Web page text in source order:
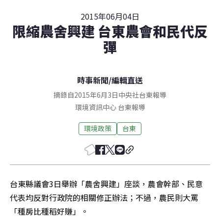
2015年06月04日
限縮農舍興建 台東農會和民代反
彈
時事新聞/編輯直送
摘錄自2015年6月3日中央社台東報導
環境資訊中心 台東報導
環境政策 台東
台東縣議會3日舉辦「農舍興建」座談，農會幹部、民意
代表均反對行政院的相關修正辦法；不過，農民則大罵
「種房比種稻好賺」。